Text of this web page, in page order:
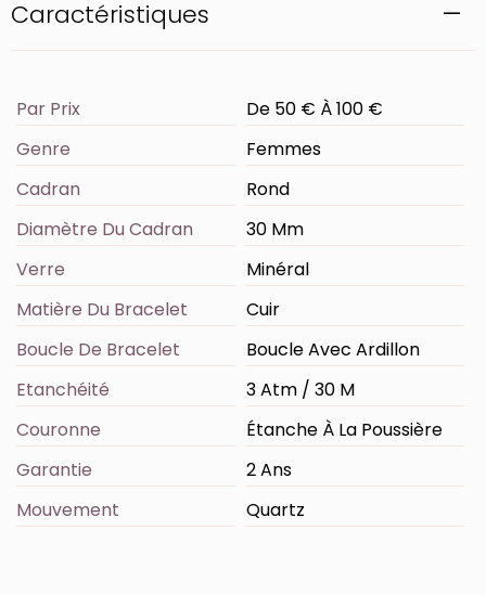
Caractéristiques
Par Prix
De 50 € À 100 €
Genre
Femmes
Cadran
Rond
Diamètre Du Cadran
30 Mm
Verre
Minéral
Matière Du Bracelet
Cuir
Boucle De Bracelet
Boucle Avec Ardillon
Etanchéité
3 Atm / 30 M
Couronne
Étanche À La Poussière
Garantie
2 Ans
Mouvement
Quartz